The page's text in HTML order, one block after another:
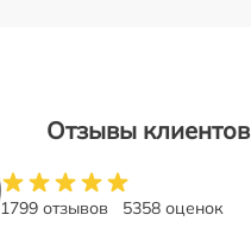
Отзывы клиентов
1799 отзывов 5358 оценок